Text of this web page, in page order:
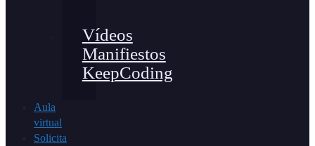
Vídeos
Manifiestos
KeepCoding
Aula
virtual
Solicita